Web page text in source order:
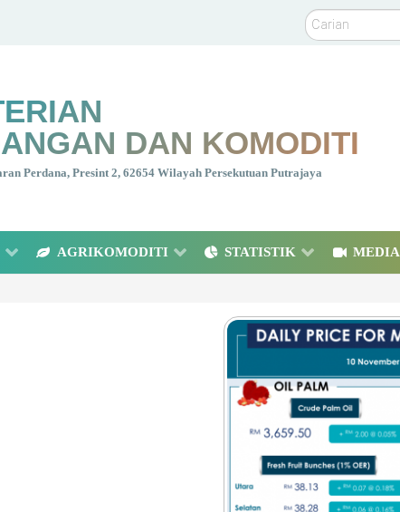
Carian
DAN KOMODITI
Perdana, Presint 2, 62654 Wilayah Persekutuan Putrajaya
AGRIKOMODITI STATISTIK MEDIA